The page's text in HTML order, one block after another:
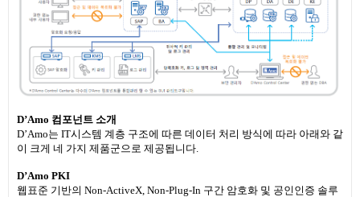
D’Amo 컴포넌트 소개
D’Amo는 IT시스템 계층 구조에 따른 데이터 처리 방식에 따라 아래와 같
이 크게 네 가지 제품군으로 제공됩니다.
D’Amo PKI
웹표준 기반의 Non-ActiveX, Non-Plug-In 구간 암호화 및 공인인증 솔루